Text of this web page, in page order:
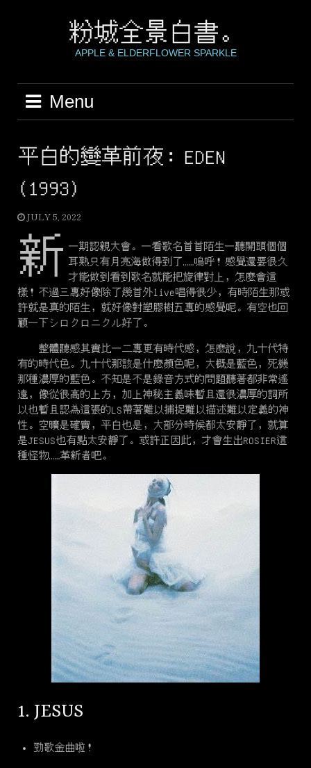
粉城全景白書。
APPLE & ELDERFLOWER SPARKLE
Menu
平白的變革前夜：EDEN
(1993)
JULY 5, 2022
新 一期認親大會。一看歌名首首陌生一聽開頭個個
耳熟只有月亮海做得到了……嗚呼！感覺還要很久
才能做到看到歌名就能把旋律對上，怎麼會這
樣！不過三專好像除了幾首外live唱得很少，有時陌生那或
許就是真的陌生，就好像對塑膠樹五專的感覺呢。有空也回
顧一下 シロクロニクル好了。
整體聽感其實比一二專更有時代感，怎麼說，九十代特
有的時代色。九十代那該是什麼顏色呢，大概是藍色，死機
那種濃厚的藍色。不知是不是錄音方式的問題聽著都非常遙
遠，像從很高的上方，加上神秘主義味暫且還很濃厚的詞所
以也暫且認為這張的LS帶著難以捕捉難以描述難以定義的神
性。空曠是確實，平白也是，大部分時候都太安靜了，就算
是JESUS也有點太安靜了。或許正因此，才會生出ROSIER這
種怪物……革新者吧。
1. JESUS
勁歌金曲啦！